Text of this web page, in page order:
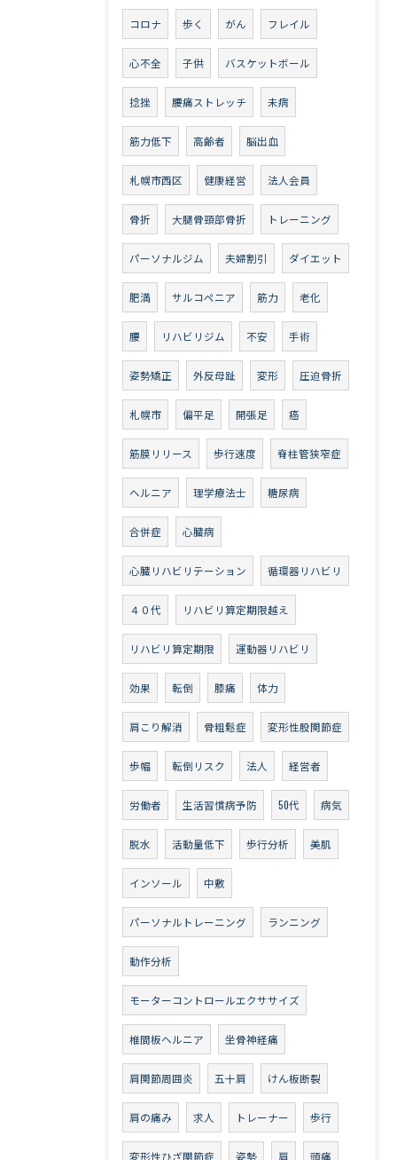
コロナ 歩く がん フレイル
心不全 子供 バスケットボール
捻挫 腰痛ストレッチ 未病
筋力低下 高齢者 脳出血
札幌市西区 健康経営 法人会員
骨折 大腿骨頸部骨折 トレーニング
パーソナルジム 夫婦割引 ダイエット
肥満 サルコペニア 筋力 老化
腰 リハビリジム 不安 手術
姿勢矯正 外反母趾 変形 圧迫骨折
札幌市 偏平足 開張足 癌
筋膜リリース 歩行速度 脊柱管狭窄症
ヘルニア 理学療法士 糖尿病
合併症 心臓病
心臓リハビリテーション 循環器リハビリ
４０代 リハビリ算定期限越え
リハビリ算定期限 運動器リハビリ
効果 転倒 膝痛 体力
肩こり解消 骨粗鬆症 変形性股関節症
歩幅 転倒リスク 法人 経営者
労働者 生活習慣病予防 50代 病気
脱水 活動量低下 歩行分析 美肌
インソール 中敷
パーソナルトレーニング ランニング
動作分析
モーターコントロールエクササイズ
椎間板ヘルニア 坐骨神経痛
肩関節周囲炎 五十肩 けん板断裂
肩の痛み 求人 トレーナー 歩行
変形性ひざ関節症 姿勢 肩 頭痛